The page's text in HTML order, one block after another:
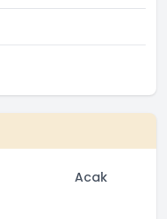
Acak